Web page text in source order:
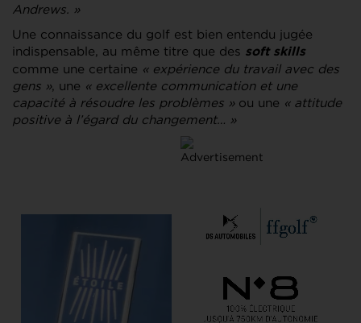
Andrews. »
Une connaissance du golf est bien entendu jugée
indispensable, au même titre que des soft skills
comme une certaine « expérience du travail avec des
gens », une « excellente communication et une
capacité à résoudre les problèmes »ou une « attitude
positive à l’égard du changement… »